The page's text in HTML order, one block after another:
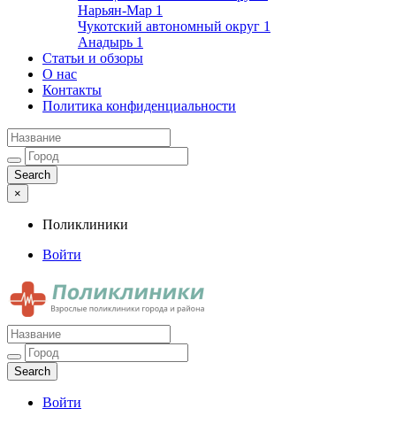
Нарьян-Мар 1
Чукотский автономный округ 1
Анадырь 1
Статьи и обзоры
О нас
Контакты
Политика конфиденциальности
×
Поликлиники
Войти
Поликлиники
Взрослые поликлиники города и района
Войти